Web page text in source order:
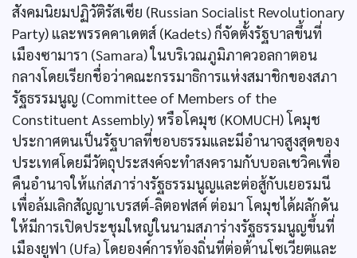
สังคมนิยมปฏิวัติรัสเซีย (Russian Socialist Revolutionary
Party) และพรรคคาเดตส์ (Kadets) ก็จัดตั้งรัฐบาลขึ้นที่
เมืองซามารา (Samara) ในบริเวณภูมิภาควอลกาตอน
กลางโดยเรียกชื่อว่าคณะกรรมาธิการแห่งสมาชิกของสภา
รัฐธรรมนูญ (Committee of Members of the
Constituent Assembly) หรือโคมุช (KOMUCH) โคมุช
ประกาศตนเป็นรัฐบาลที่ชอบธรรมและมีอำนาจสูงสุดของ
ประเทศโดยมีวัตถุประสงค์จะทำสงครามกับบอลเชวิคเพื่อ
คืนอำนาจให้แก่สภาร่างรัฐธรรมนูญและต่อสู้กับเยอรมนี
เพื่อล้มเลิกสัญญาเบรสต์-ลิตอฟสค์ ต่อมา โคมุชได้ผลักดัน
ให้มีการเปิดประชุมใหญ่ในนามสภาร่างรัฐธรรมนูญขึ้นที่
เมืองยูฟา (Ufa) โดยองค์การท้องถิ่นที่ต่อต้านโซเวียตและ